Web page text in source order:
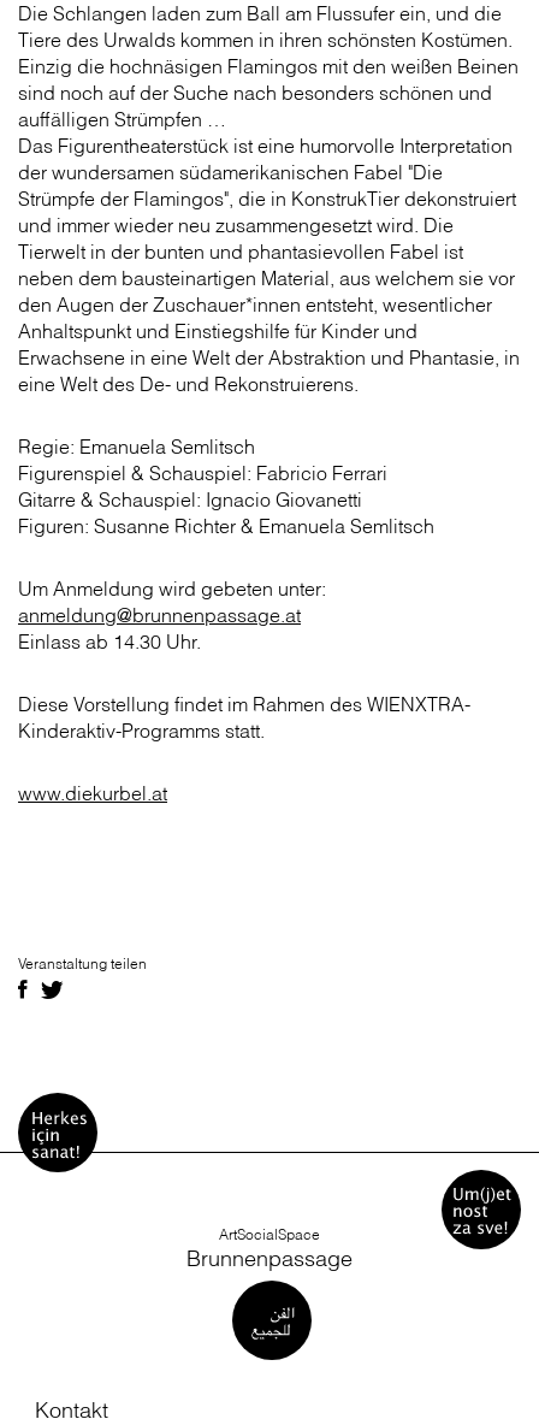
Die Schlangen laden zum Ball am Flussufer ein, und die
Tiere des Urwalds kommen in ihren schönsten Kostümen.
Einzig die hochnäsigen Flamingos mit den weißen Beinen
sind noch auf der Suche nach besonders schönen und
auffälligen Strümpfen …
Das Figurentheaterstück ist eine humorvolle Interpretation
der wundersamen südamerikanischen Fabel "Die
Strümpfe der Flamingos", die in KonstrukTier dekonstruiert
und immer wieder neu zusammengesetzt wird. Die
Tierwelt in der bunten und phantasievollen Fabel ist
neben dem bausteinartigen Material, aus welchem sie vor
den Augen der Zuschauer*­innen entsteht, wesentlicher
Anhaltspunkt und Einstiegshilfe für Kinder und
Erwachsene in eine Welt der Abstraktion und Phantasie, in
eine Welt des De- und Rekonstruierens.
Regie: Emanuela Semlitsch
Figurenspiel & Schauspiel: Fabricio Ferrari
Gitarre & Schauspiel: Ignacio Giovanetti
Figuren: Susanne Richter & Emanuela Semlitsch
Um Anmeldung wird gebeten unter:
anmeldung@brunnenpassage.at
Einlass ab 14.30 Uhr.
Diese Vorstellung findet im Rahmen des WIENXTRA-
Kinderaktiv-Programms statt.
www.diekurbel.at
Veranstaltung teilen
ArtSocialSpace
Brunnenpassage
Kontakt